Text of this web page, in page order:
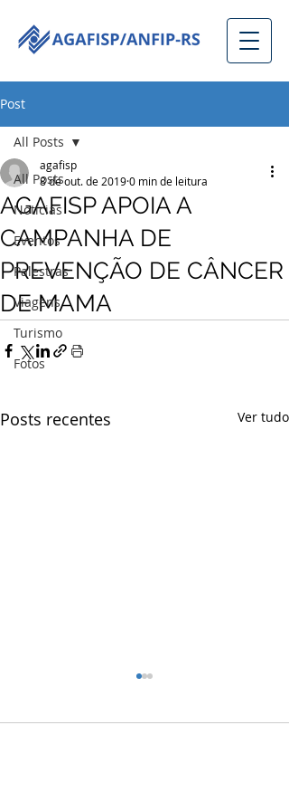
Post
All Posts
Notícias
Eventos
Palestras
Viagens
Turismo
Fotos
All Posts
AGAFISP APOIA A
CAMPANHA DE
PREVENÇÃO DE CÂNCER
DE MAMA
agafisp
8 de out. de 20190 min de leitura
Posts recentes Ver tudo